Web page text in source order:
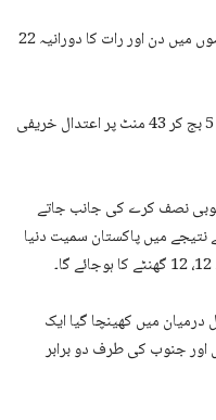
اسلام آباد: اکستان سمیت دنیا کے بیشتر حصوں میں دن اور رات کا دورانیہ 22
22 ستمبر کو پاکستانی وقت کے مطابق شام 5 بج کر 43 منٹ پر اعتدال خریفی
نصف کرے کی جانب جاتے
میں پاکستان سمیت دنیا
درمیان میں کھینچا گیا ایک
اور جنوب کی طرف دو برابر